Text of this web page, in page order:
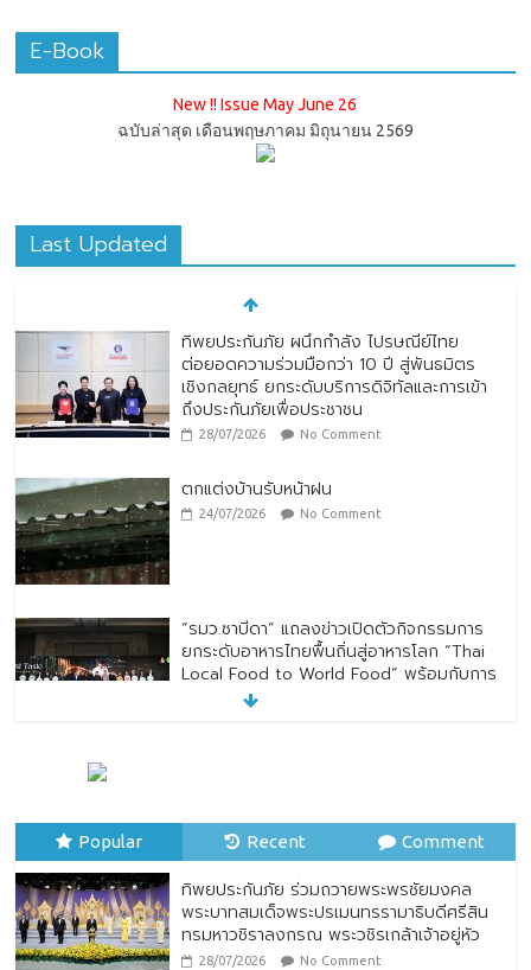
E-Book
New !! Issue May June 26
ฉบับล่าสุด เดือนพฤษภาคม มิถุนายน 2569
Last Updated
ทิพยประกันภัย ผนึกกำลัง ไปรษณีย์ไทย
ต่อยอดความร่วมมือกว่า 10 ปี สู่พันธมิตร
เชิงกลยุทธ์ ยกระดับบริการดิจิทัลและการเข้า
ถึงประกันภัยเพื่อประชาชน
28/07/2026 No Comment
ตกแต่งบ้านรับหน้าฝน
24/07/2026 No Comment
“รมว.ซาบีดา” แถลงข่าวเปิดตัวกิจกรรมการ
ยกระดับอาหารไทยพื้นถิ่นสู่อาหารโลก “Thai
Local Food to World Food” พร้อมกับการ
เปิดตัวตราสัญลักษณ์ “Thailand Best
พระบาทสมเด็จพระปรเมนทรรามาธิบดีศรีสิน
ทรมหาวชิราลงกรณ พระวชิรเกล้าเจ้าอยู่หัว
Popular Recent Comment
ทิพยประกันภัย ร่วมถวายพระพรชัยมงคล
พระบาทสมเด็จพระปรเมนทรรามาธิบดีศรีสิน
ทรมหาวชิราลงกรณ พระวชิรเกล้าเจ้าอยู่หัว
28/07/2026 No Comment